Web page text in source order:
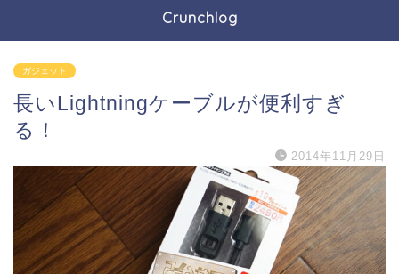
Crunchlog
ガジェット
長いLightningケーブルが便利すぎ
る！
2014年11月29日